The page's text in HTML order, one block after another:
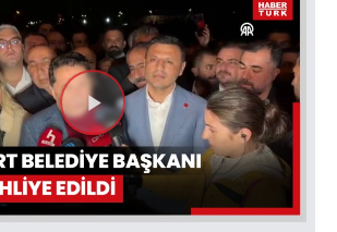
Videoyu
Oynat